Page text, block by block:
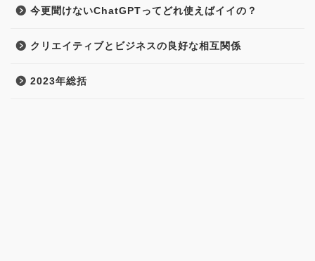
今更聞けないChatGPTってどれ使えばイイの？
クリエイティブとビジネスの良好な相互関係
2023年総括